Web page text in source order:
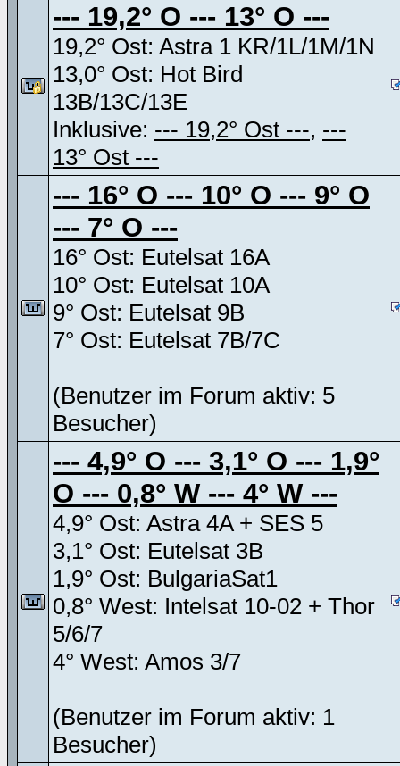
--- 19,2° O --- 13° O ---
19,2° Ost: Astra 1 KR/1L/1M/1N
13,0° Ost: Hot Bird
13B/13C/13E
Inklusive: --- 19,2° Ost ---, ---
13° Ost ---
--- 16° O --- 10° O --- 9° O
--- 7° O ---
16° Ost: Eutelsat 16A
10° Ost: Eutelsat 10A
9° Ost: Eutelsat 9B
7° Ost: Eutelsat 7B/7C
(Benutzer im Forum aktiv: 5
Besucher)
--- 4,9° O --- 3,1° O --- 1,9°
O --- 0,8° W --- 4° W ---
4,9° Ost: Astra 4A + SES 5
3,1° Ost: Eutelsat 3B
1,9° Ost: BulgariaSat1
0,8° West: Intelsat 10-02 + Thor
5/6/7
4° West: Amos 3/7
(Benutzer im Forum aktiv: 1
Besucher)